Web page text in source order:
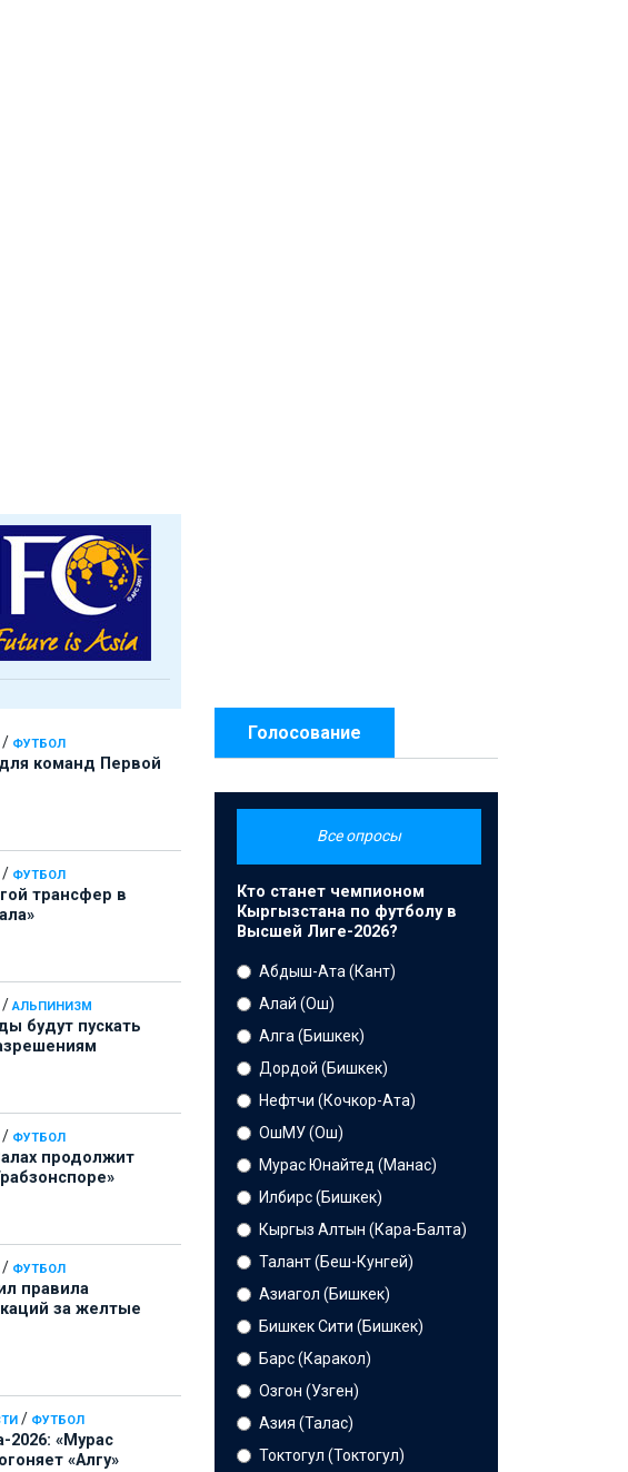
/ ФУТБОЛ
команд Первой
/ ФУТБОЛ
трансфер в
/ АЛЬПИНИЗМ
будут пускать
/ ФУТБОЛ
продолжит
/ ФУТБОЛ
правила
за желтые
/ ФУТБОЛ
2026: «Мурас
«Алгу»
Голосование
Все опросы
Кто станет чемпионом
Кыргызстана по футболу в
Высшей Лиге-2026?
Абдыш-Ата (Кант)
Алай (Ош)
Алга (Бишкек)
Дордой (Бишкек)
Нефтчи (Кочкор-Ата)
ОшМУ (Ош)
Мурас Юнайтед (Манас)
Илбирс (Бишкек)
Кыргыз Алтын (Кара-Балта)
Талант (Беш-Кунгей)
Азиагол (Бишкек)
Бишкек Сити (Бишкек)
Барс (Каракол)
Озгон (Узген)
Азия (Талас)
Токтогул (Токтогул)